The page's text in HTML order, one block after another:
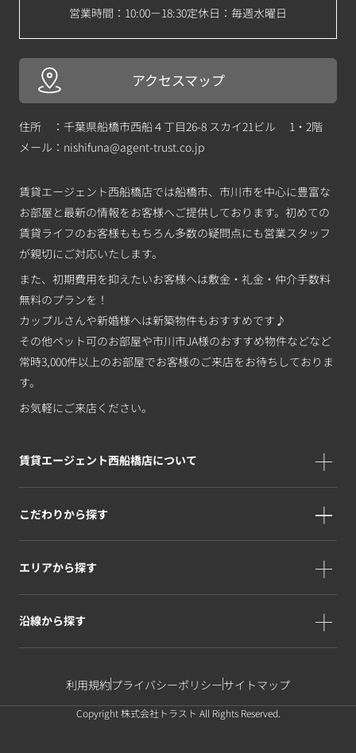
営業時間：10:00－18:30定休日：毎週水曜日
アクセスマップ
住所 ：千葉県船橋市西船４丁目26-8 スカイ21ビル 1・2階
メール： nishifuna@agent-trust.co.jp
賃貸エージェント西船橋店では船橋市、市川市を中心に豊富な
お部屋と最新の情報をお客様へご提供しております。初めての
賃貸ライフのお客様ももちろん多数の疑問点にも営業スタッフ
が親切にご対応いたします。
また、初期費用を抑えたいお客様へは敷金・礼金・仲介手数料
無料のプランを！
カップルさんや新婚様へは新築物件もおすすめです♪
その他ペット可のお部屋や市川市JA様のおすすめ物件などなど
常時3,000件以上のお部屋でお客様のご来店をお待ちしておりま
す。
お気軽にご来店ください。
賃貸エージェント西船橋店について
こだわりから探す
エリアから探す
沿線から探す
利用規約プライバシーポリシーサイトマップ
Copyright 株式会社トラスト All Rights Reserved.